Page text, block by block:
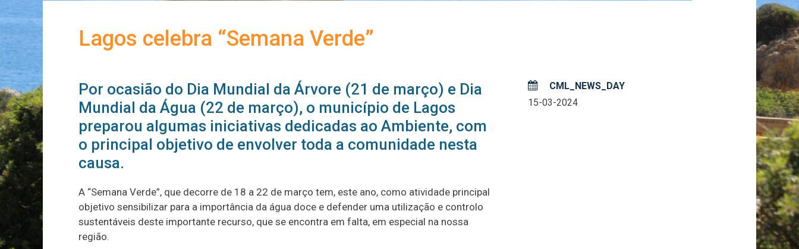
Lagos celebra “Semana Verde”
Por ocasião do Dia Mundial da Árvore (21 de março) e Dia
Mundial da Água (22 de março), o município de Lagos
preparou algumas iniciativas dedicadas ao Ambiente, com
o principal objetivo de envolver toda a comunidade nesta
causa.
A “Semana Verde”, que decorre de 18 a 22 de março tem, este ano, como atividade principal
objetivo sensibilizar para a importância da água doce e defender uma utilização e controlo
sustentáveis deste importante recurso, que se encontra em falta, em especial na nossa
região.
CML_NEWS_DAY
15-03-2024